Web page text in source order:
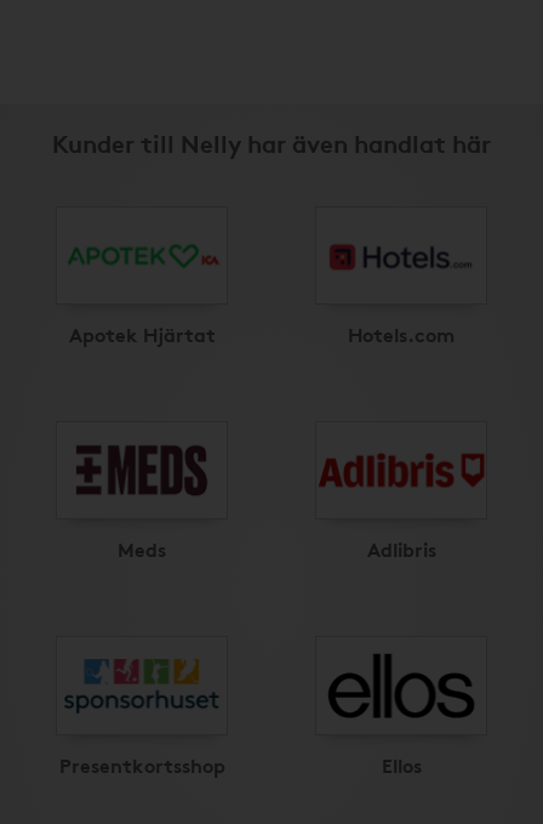
Kunder till Nelly har även handlat här
Apotek Hjärtat Hotels.com
Meds Adlibris
Presentkortsshop Ellos